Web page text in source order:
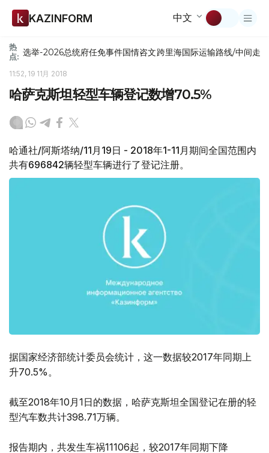
KAZINFORM 中文
热
点: 选举-2026总统府任免事件国情咨文跨里海国际运输路线/中间走廊
11:52, 19 11月 2018
哈萨克斯坦轻型车辆登记数增70.5%
哈通社/阿斯塔纳/11月19日 - 2018年1-11月期间全国范围内
共有696842辆轻型车辆进行了登记注册。
据国家经济部统计委员会统计，这一数据较2017年同期上
升70.5%。
截至2018年10月1日的数据，哈萨克斯坦全国登记在册的轻
型汽车数共计398.71万辆。
报告期内，共发生车祸11106起，较2017年同期下降